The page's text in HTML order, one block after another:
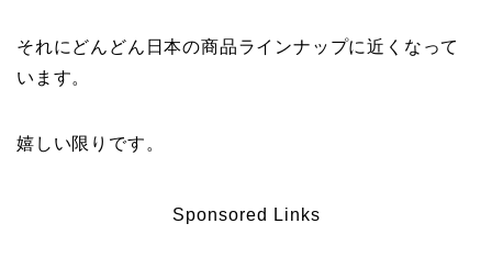
それにどんどん日本の商品ラインナップに近くなって
います。
嬉しい限りです。
Sponsored Links